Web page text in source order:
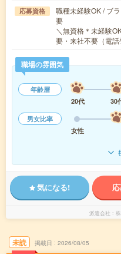
応募資格
職種未経験OK / ブ
要
＼無資格＊未経験
要・来社不要（電
職場の雰囲気
年齢層
20代
30
男女比率
女性
気になる!
派遣会社
未読 掲載日 2026/08/05